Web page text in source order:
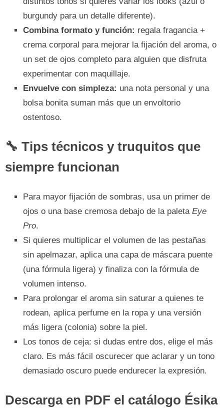
burgundy para un detalle diferente).
Combina formato y función: regala fragancia +
crema corporal para mejorar la fijación del aroma, o
un set de ojos completo para alguien que disfruta
experimentar con maquillaje.
Envuelve con simpleza: una nota personal y una
bolsa bonita suman más que un envoltorio
ostentoso.
🔧 Tips técnicos y truquitos que
siempre funcionan
Para mayor fijación de sombras, usa un primer de
ojos o una base cremosa debajo de la paleta Eye
Pro.
Si quieres multiplicar el volumen de las pestañas
sin apelmazar, aplica una capa de máscara puente
(una fórmula ligera) y finaliza con la fórmula de
volumen intenso.
Para prolongar el aroma sin saturar a quienes te
rodean, aplica perfume en la ropa y una versión
más ligera (colonia) sobre la piel.
Los tonos de ceja: si dudas entre dos, elige el más
claro. Es más fácil oscurecer que aclarar y un tono
demasiado oscuro puede endurecer la expresión.
Descarga en PDF el catálogo Ésika